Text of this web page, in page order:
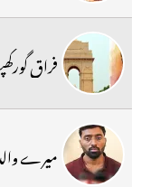
فراق
میرے